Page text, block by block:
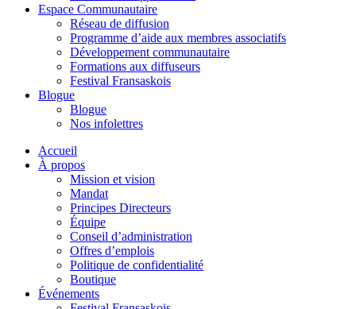
Espace Communautaire
Réseau de diffusion
Programme d’aide aux membres associatifs
Développement communautaire
Formations aux diffuseurs
Festival Fransaskois
Blogue
Blogue
Nos infolettres
Accueil
À propos
Mission et vision
Mandat
Principes Directeurs
Équipe
Conseil d’administration
Offres d’emplois
Politique de confidentialité
Boutique
Événements